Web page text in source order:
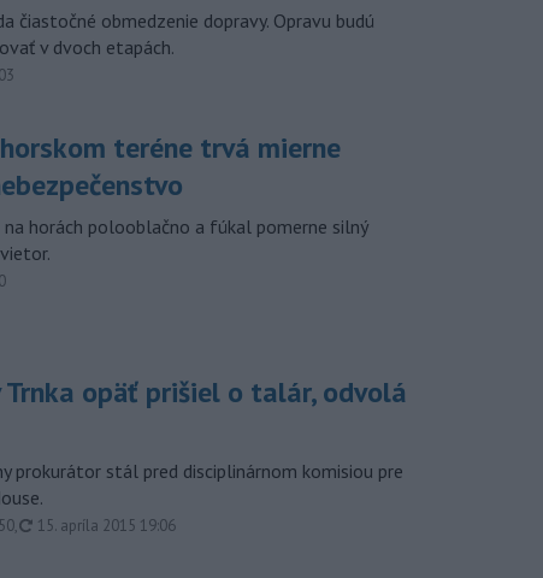
čiastočné obmedzenie dopravy. Opravu budú
v dvoch etapách.
teréne trvá mierne
horách polooblačno a fúkal pomerne silný
Trnka opäť prišiel o talár, odvolá
prokurátor stál pred disciplinárnom komisiou pre
, aktualizované
15. apríla 2015 19:06